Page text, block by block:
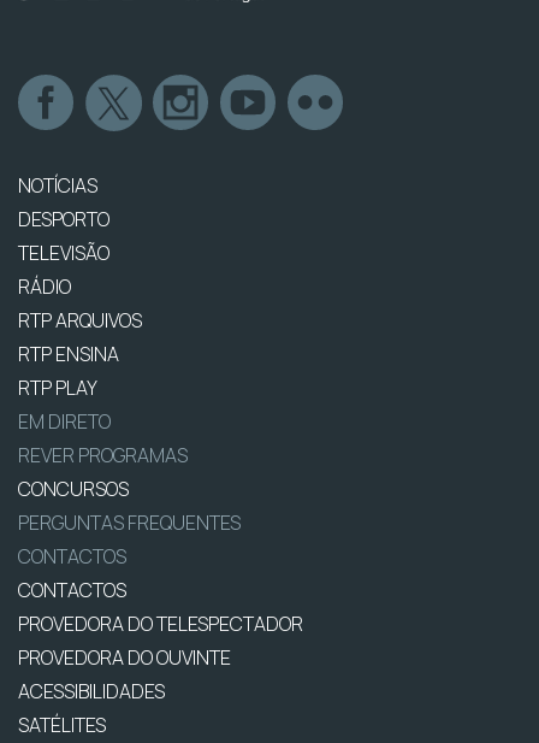
NOTÍCIAS
DESPORTO
TELEVISÃO
RÁDIO
RTP ARQUIVOS
RTP ENSINA
RTP PLAY
EM DIRETO
REVER PROGRAMAS
CONCURSOS
PERGUNTAS FREQUENTES
CONTACTOS
CONTACTOS
PROVEDORA DO TELESPECTADOR
PROVEDORA DO OUVINTE
ACESSIBILIDADES
SATÉLITES